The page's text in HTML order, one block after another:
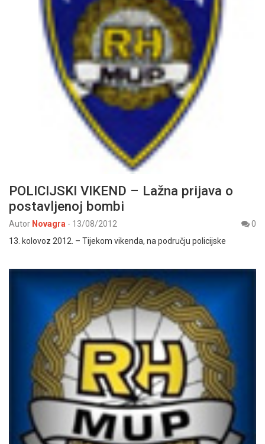
POLICIJSKI VIKEND – Lažna prijava o
postavljenoj bombi
Autor Novagra - 13/08/2012
0
13. kolovoz 2012. – Tijekom vikenda, na području policijske